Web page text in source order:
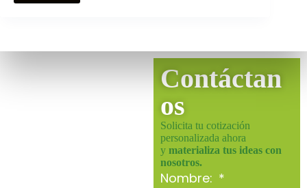
Contáctan
os
Solicita tu cotización
personalizada ahora
y materializa tus ideas con
nosotros.
Nombre: